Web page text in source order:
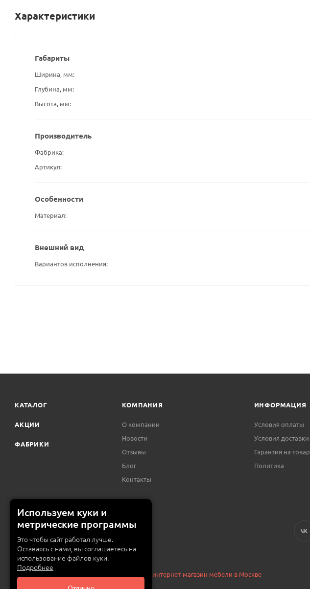
Характеристики
Габариты
Ширина, мм
Глубина, мм
Высота, мм
Производитель
Фабрика
Артикул
Особенности
Материал
Внешний вид
Вариантов исполнения
КАТАЛОГ
АКЦИИ
ФАБРИКИ
КОМПАНИЯ
О компании
Новости
Отзывы
Блог
Контакты
ИНФОРМАЦИЯ
Условия оплаты
Условия доставки
Гарантия на товар
Политика
© 2015 — 2026 «MEBZILLA» (ex. 5UGLOV.IM) — интернет-магазин мебели в Москве
Используем куки и
метрические программы
Это чтобы сайт работал лучше.
Оставаясь с нами, вы соглашаетесь на
использование файлов куки.
Подробнее